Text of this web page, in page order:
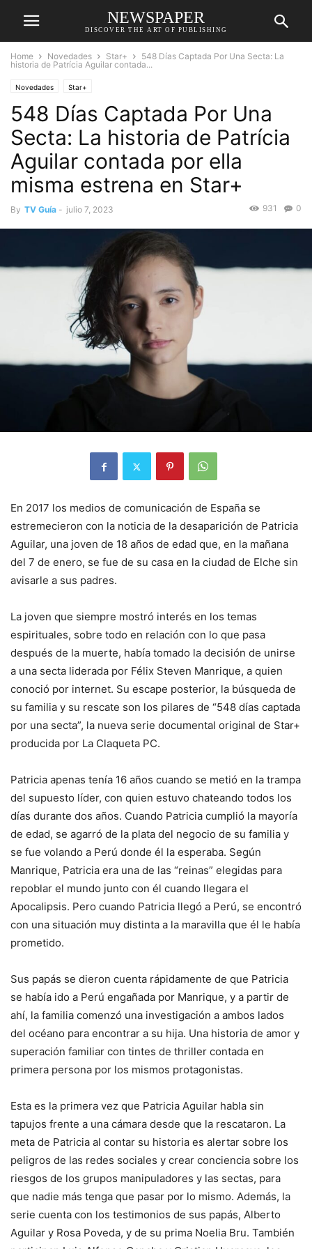
NEWSPAPER
DISCOVER THE ART OF PUBLISHING
Home Novedades Star+
548 Días Captada Por Una Secta: La
historia de Patrícia Aguilar contada...
Novedades Star+
548 Días Captada Por Una
Secta: La historia de Patrícia
Aguilar contada por ella
misma estrena en Star+
By TV Guía - julio 7, 2023 0
931
En 2017 los medios de comunicación de España se
estremecieron con la noticia de la desaparición de Patricia
Aguilar, una joven de 18 años de edad que, en la mañana
del 7 de enero, se fue de su casa en la ciudad de Elche sin
avisarle a sus padres.
La joven que siempre mostró interés en los temas
espirituales, sobre todo en relación con lo que pasa
después de la muerte, había tomado la decisión de unirse
a una secta liderada por Félix Steven Manrique, a quien
conoció por internet. Su escape posterior, la búsqueda de
su familia y su rescate son los pilares de “548 días captada
por una secta”, la nueva serie documental original de Star+
producida por La Claqueta PC.
Patricia apenas tenía 16 años cuando se metió en la trampa
del supuesto líder, con quien estuvo chateando todos los
días durante dos años. Cuando Patricia cumplió la mayoría
de edad, se agarró de la plata del negocio de su familia y
se fue volando a Perú donde él la esperaba. Según
Manrique, Patricia era una de las “reinas” elegidas para
repoblar el mundo junto con él cuando llegara el
Apocalipsis. Pero cuando Patricia llegó a Perú, se encontró
con una situación muy distinta a la maravilla que él le había
prometido.
Sus papás se dieron cuenta rápidamente de que Patricia
se había ido a Perú engañada por Manrique, y a partir de
ahí, la familia comenzó una investigación a ambos lados
del océano para encontrar a su hija. Una historia de amor y
superación familiar con tintes de thriller contada en
primera persona por los mismos protagonistas.
Esta es la primera vez que Patricia Aguilar habla sin
tapujos frente a una cámara desde que la rescataron. La
meta de Patricia al contar su historia es alertar sobre los
peligros de las redes sociales y crear conciencia sobre los
riesgos de los grupos manipuladores y las sectas, para
que nadie más tenga que pasar por lo mismo. Además, la
serie cuenta con los testimonios de sus papás, Alberto
Aguilar y Rosa Poveda, y de su prima Noelia Bru. También